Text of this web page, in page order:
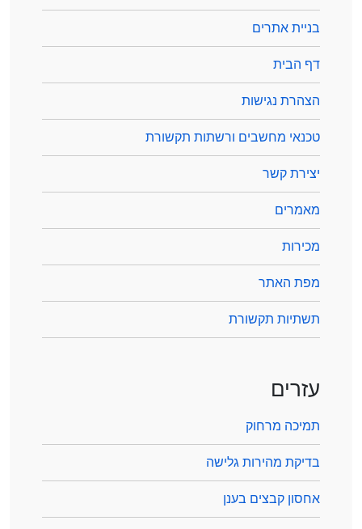
בניית אתרים
דף הבית
הצהרת נגישות
טכנאי מחשבים ורשתות תקשורת
יצירת קשר
מאמרים
מכירות
מפת האתר
תשתיות תקשורת
עזרים
תמיכה מרחוק
בדיקת מהירות גלישה
אחסון קבצים בענן